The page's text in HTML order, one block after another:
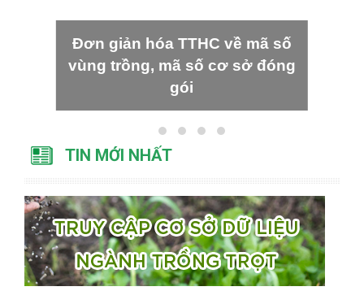
Đơn giản hóa TTHC về mã số
vùng trồng, mã số cơ sở đóng
gói
TIN MỚI NHẤT